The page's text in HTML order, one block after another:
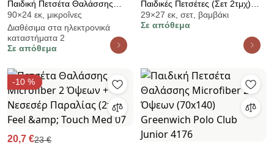
Παιδική Πετσέτα Θαλάσσης
Microfiber 2 Όψεων (90x160) 2
Όψεων Palamaiki NMPAO/2
90×24 εκ, μικροΐνες
Διαθέσιμα στα ηλεκτρονικά
καταστήματα 2
Σε απόθεμα
Παιδικές Πετσέτες (Σετ 2τμχ)
Nef-Nef Homeware Baby
Special Party Blue 420gsm
29×27 εκ, σετ, βαμβάκι
Σε απόθεμα
-10 %
20,7 €23 €